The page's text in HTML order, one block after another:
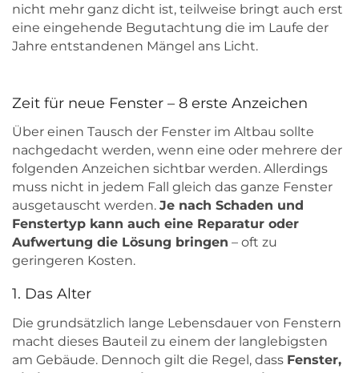
nicht mehr ganz dicht ist, teilweise bringt auch erst
eine eingehende Begutachtung die im Laufe der
Jahre entstandenen Mängel ans Licht.
Zeit für neue Fenster – 8 erste Anzeichen
Über einen Tausch der Fenster im Altbau sollte
nachgedacht werden, wenn eine oder mehrere der
folgenden Anzeichen sichtbar werden. Allerdings
muss nicht in jedem Fall gleich das ganze Fenster
ausgetauscht werden. Je nach Schaden und
Fenstertyp kann auch eine Reparatur oder
Aufwertung die Lösung bringen – oft zu
geringeren Kosten.
1. Das Alter
Die grundsätzlich lange Lebensdauer von Fenstern
macht dieses Bauteil zu einem der langlebigsten
am Gebäude. Dennoch gilt die Regel, dass Fenster,